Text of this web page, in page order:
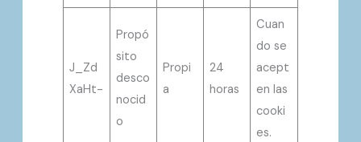
J_Zd
XaHt-
Propó
sito
desco
nocid
o
Propi
a
24
horas
Cuan
do se
acept
en las
cooki
es.